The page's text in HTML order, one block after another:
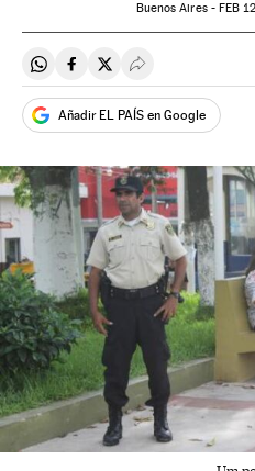
Buenos Aires -FEB
Compartir en Whatsapp
Compartir en Facebook
Compartir en Twitter
Desplegar
Añadir EL PAÍS en Google